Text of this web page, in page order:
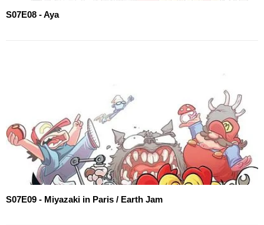
S07E08 - Aya
S07E09 - Miyazaki in Paris / Earth Jam